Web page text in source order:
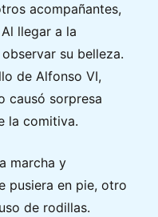
acompañantes,
llegar a la
su belleza.
de Alfonso VI,
causó sorpresa
la comitiva.
marcha y
pusiera en pie, otro
de rodillas.